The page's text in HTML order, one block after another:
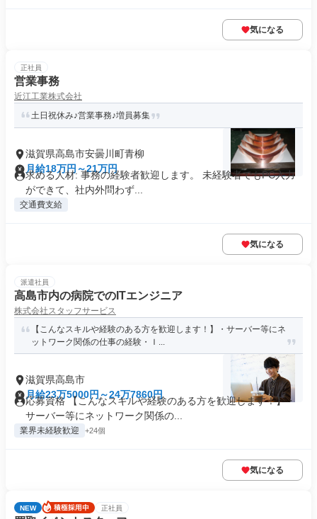
気になる
正社員
営業事務
近江工業株式会社
土日祝休み♪営業事務♪増員募集
滋賀県高島市安曇川町青柳
月給18万円～21万円
求める人材: 事務の経験者歓迎します。 未経験者でもPC入力
ができて、社内外問わず...
交通費支給
気になる
派遣社員
高島市内の病院でのITエンジニア
株式会社スタッフサービス
【こんなスキルや経験のある方を歓迎します！】・サーバー等にネ
ットワーク関係の仕事の経験・Ｉ...
滋賀県高島市
月給23万5000円～24万7860円
応募資格 【こんなスキルや経験のある方を歓迎します！】・
サーバー等にネットワーク関係の...
業界未経験歓迎 +24個
気になる
NEW 正社員